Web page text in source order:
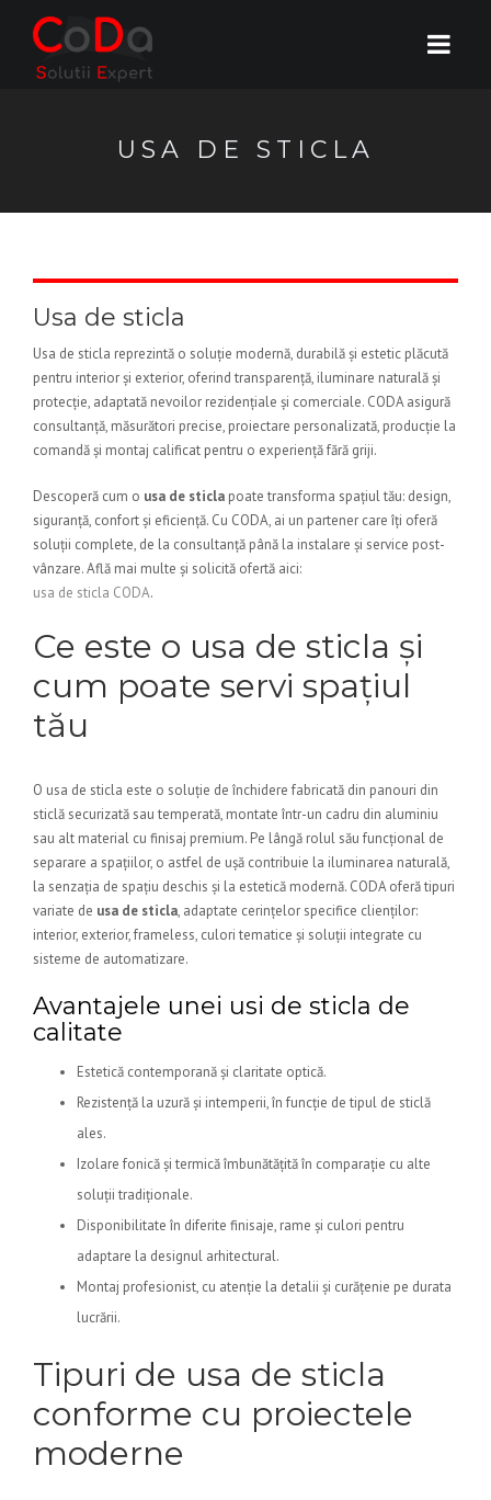
USA DE STICLA
Usa de sticla
Usa de sticla reprezintă o soluție modernă, durabilă și estetic plăcută
pentru interior și exterior, oferind transparență, iluminare naturală și
protecție, adaptată nevoilor rezidențiale și comerciale. CODA asigură
consultanță, măsurători precise, proiectare personalizată, producție la
comandă și montaj calificat pentru o experiență fără griji.
Descoperă cum o usa de sticla poate transforma spațiul tău: design,
siguranță, confort și eficiență. Cu CODA, ai un partener care îți oferă
soluții complete, de la consultanță până la instalare și service post-
vânzare. Află mai multe și solicită ofertă aici:
usa de sticla CODA.
Ce este o usa de sticla și
cum poate servi spațiul
tău
O usa de sticla este o soluție de închidere fabricată din panouri din
sticlă securizată sau temperată, montate într-un cadru din aluminiu
sau alt material cu finisaj premium. Pe lângă rolul său funcțional de
separare a spațiilor, o astfel de ușă contribuie la iluminarea naturală,
la senzația de spațiu deschis și la estetică modernă. CODA oferă tipuri
variate de usa de sticla, adaptate cerințelor specifice clienților:
interior, exterior, frameless, culori tematice și soluții integrate cu
sisteme de automatizare.
Avantajele unei usi de sticla de
calitate
Estetică contemporană și claritate optică.
Rezistență la uzură și intemperii, în funcție de tipul de sticlă
ales.
Izolare fonică și termică îmbunătățită în comparație cu alte
soluții tradiționale.
Disponibilitate în diferite finisaje, rame și culori pentru
adaptare la designul arhitectural.
Montaj profesionist, cu atenție la detalii și curățenie pe durata
lucrării.
Tipuri de usa de sticla
conforme cu proiectele
moderne